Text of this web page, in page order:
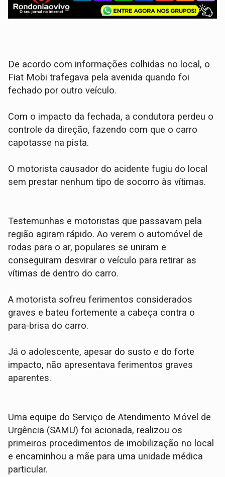
​De acordo com informações colhidas no local, o
Fiat Mobi trafegava pela avenida quando foi
fechado por outro veículo.
Com o impacto da fechada, a condutora perdeu o
controle da direção, fazendo com que o carro
capotasse na pista.
O motorista causador do acidente fugiu do local
sem prestar nenhum tipo de socorro às vítimas.
​Testemunhas e motoristas que passavam pela
região agiram rápido. Ao verem o automóvel de
rodas para o ar, populares se uniram e
conseguiram desvirar o veículo para retirar as
vítimas de dentro do carro.
​A motorista sofreu ferimentos considerados
graves e bateu fortemente a cabeça contra o
para-brisa do carro.
Já o adolescente, apesar do susto e do forte
impacto, não apresentava ferimentos graves
aparentes.
​Uma equipe do Serviço de Atendimento Móvel de
Urgência (SAMU) foi acionada, realizou os
primeiros procedimentos de imobilização no local
e encaminhou a mãe para uma unidade médica
particular.